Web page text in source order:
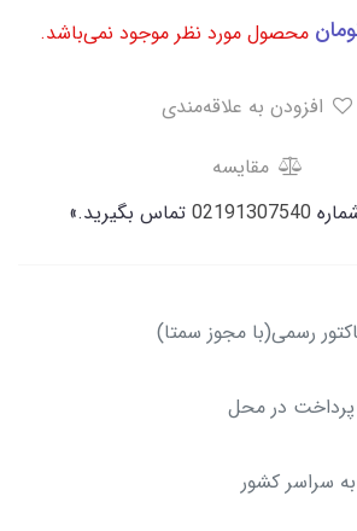
محصول مورد نظر موجود نمی‌باشد.
مقایسه
02191307540 تماس بگیرید.»
رسمی(با مجوز سمتا)
پرداخت در محل
سراسر کشور